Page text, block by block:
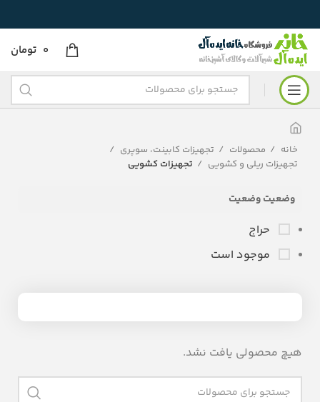
0 تومان
خانه محصولات
تجهیزات کابینت، سوپری
تجهیزات ریلی و کشویی
تجهیزات کشویی
وضعیت وضعیت
حراج
موجود است
هیچ محصولی یافت نشد.